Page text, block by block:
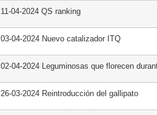
11-04-2024 QS ranking
03-04-2024 Nuevo catalizador ITQ
02-04-2024 Leguminosas que florecen
26-03-2024 Reintroducción del gallipato